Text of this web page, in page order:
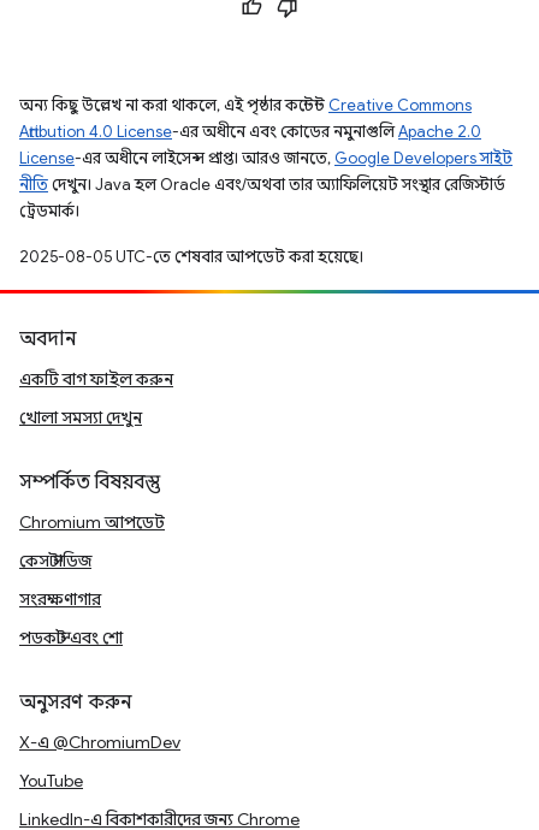
অন্য কিছু উল্লেখ না করা থাকলে, এই পৃষ্ঠার কন্টেন্ট Creative Commons
Attribution 4.0 License-এর অধীনে এবং কোডের নমুনাগুলিApache 2.0
License-এর অধীনে লাইসেন্স প্রাপ্ত। আরও জানতে, Google Developers সাইট
নীতিদেখুন। Java হল Oracle এবং/অথবা তার অ্যাফিলিয়েট সংস্থার রেজিস্টার্ড
ট্রেডমার্ক।
2025-08-05 UTC-তে শেষবার আপডেট করা হয়েছে।
অবদান
একটি বাগ ফাইল করুন
খোলা সমস্যা দেখুন
সম্পর্কিত বিষয়বস্তু
Chromium আপডেট
কেস স্টাডিজ
সংরক্ষণাগার
পডকাস্ট এবং শো
অনুসরণ করুন
X-এ @ChromiumDev
YouTube
LinkedIn-এ বিকাশকারীদের জন্য Chrome